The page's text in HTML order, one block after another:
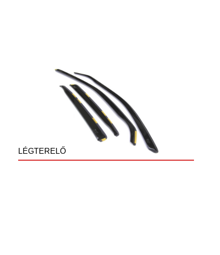
LÉGTERELŐ